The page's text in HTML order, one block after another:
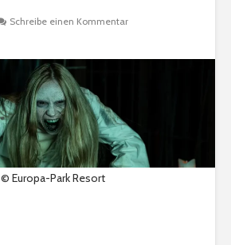
Schreibe einen Kommentar
© Europa-Park Resort